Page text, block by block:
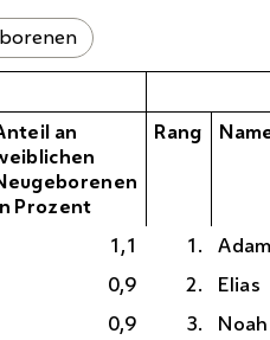
an
Prozent
Rang
1,1 1.
0,9 2.
Elias
0,9 3.
Noah